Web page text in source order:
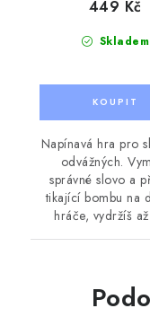
Skladem
449 Kč
Napínavá hra pro
odvážných.
správné slovo a
tikající bombu na
hráče, vydržíš